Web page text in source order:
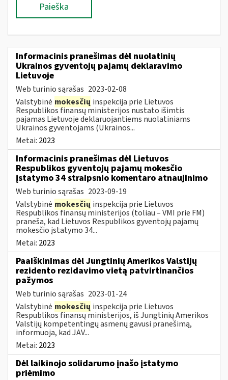
Paieška
Informacinis pranešimas dėl nuolatinių
Ukrainos gyventojų pajamų deklaravimo
Lietuvoje
Web turinio sąrašas 2023-02-08
Valstybinė mokesčių inspekcija prie Lietuvos
Respublikos finansų ministerijos nustato išimtis
pajamas Lietuvoje deklaruojantiems nuolatiniams
Ukrainos gyventojams (Ukrainos...
Metai: 2023
Informacinis pranešimas dėl Lietuvos
Respublikos gyventojų pajamų mokesčio
įstatymo 34 straipsnio komentaro atnaujinimo
Web turinio sąrašas 2023-09-19
Valstybinė mokesčių inspekcija prie Lietuvos
Respublikos finansų ministerijos (toliau – VMI prie FM)
praneša, kad Lietuvos Respublikos gyventojų pajamų
mokesčio įstatymo 34...
Metai: 2023
Paaiškinimas dėl Jungtinių Amerikos Valstijų
rezidento rezidavimo vietą patvirtinančios
pažymos
Web turinio sąrašas 2023-01-24
Valstybinė mokesčių inspekcija prie Lietuvos
Respublikos finansų ministerijos, iš Jungtinių Amerikos
Valstijų kompetentingų asmenų gavusi pranešimą,
informuoja, kad JAV...
Metai: 2023
Dėl laikinojo solidarumo įnašo įstatymo
priėmimo